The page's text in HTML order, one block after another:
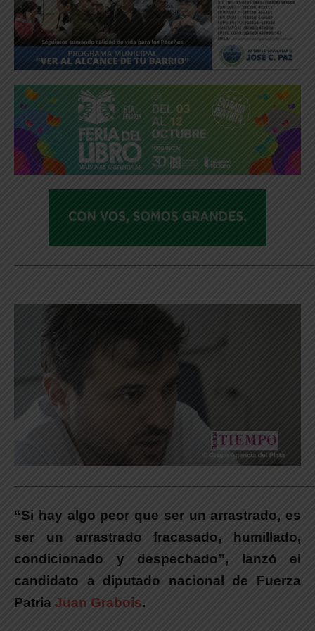
“Si hay algo peor que ser un arrastrado, es
ser un arrastrado fracasado, humillado,
condicionado y despechado”, lanzó el
candidato a diputado nacional de Fuerza
Patria Juan Grabois.